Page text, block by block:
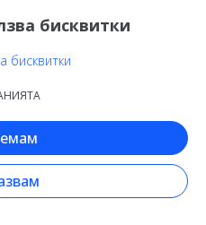
специално! Аксесоарите и
декорациите за партита са
атмосферата.
бисквитки
бисквитки